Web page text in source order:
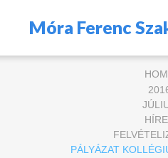
Móra Ferenc
PÁLYÁZAT